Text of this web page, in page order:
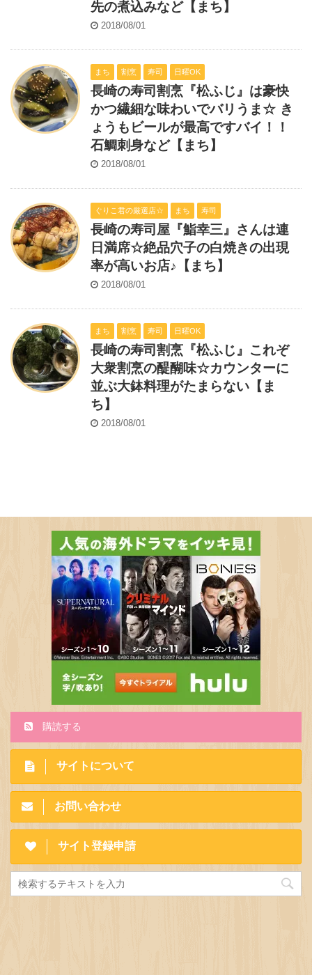
先の煮込みなど【まち】
2018/08/01
まち 割烹 寿司 日曜OK
長崎の寿司割烹『松ふじ』は豪快
かつ繊細な味わいでバリうま☆ き
ょうもビールが最高ですバイ！！
石鯛刺身など【まち】
2018/08/01
ぐりこ君の厳選店☆ まち 寿司
長崎の寿司屋『鮨幸三』さんは連
日満席☆絶品穴子の白焼きの出現
率が高いお店♪【まち】
2018/08/01
まち 割烹 寿司 日曜OK
長崎の寿司割烹『松ふじ』これぞ
大衆割烹の醍醐味☆カウンターに
並ぶ大鉢料理がたまらない【ま
ち】
2018/08/01
購読する
サイトについて
お問い合わせ
サイト登録申請